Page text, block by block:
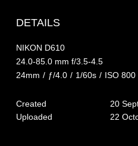
Enfants
les 8 – 17 ans
DETAILS
NIKON D610
24.0-85.0 mm f/3.5-4.5
24mm / ƒ/4.0 / 1/60s / ISO 800
Created
20
Uploaded
22